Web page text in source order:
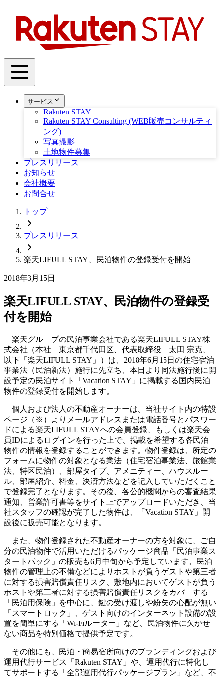
サービス
Rakuten STAY
Rakuten STAY Consulting (WEB販売コンサルティ
ング)
写真撮影
土地物件募集
プレスリリース
お知らせ
会社概要
お問合せ
トップ
プレスリリース
楽天LIFULL STAY、民泊物件の登録受付を開始
2018年3月15日
楽天LIFULL STAY、民泊物件の登録受
付を開始
楽天グループの民泊事業会社である楽天LIFULL STAY株
式会社（本社：東京都千代田区、代表取締役：太田 宗克、
以下「楽天LIFULL STAY」）は、2018年6月15日の住宅宿泊
事業法（民泊新法）施行に先立ち、本日より同法施行後に開
設予定の民泊サイト「Vacation STAY」に掲載する国内民泊
物件の登録受付を開始します。
個人および法人の不動産オーナーは、当社サイト内の特設
ページ（※）よりメールアドレスまたは電話番号とパスワー
ドによる楽天LIFULL STAYへの会員登録、もしくは楽天会
員IDによるログインを行った上で、掲載を希望する各民泊
物件の情報を登録することができます。物件登録は、所定の
フォームに物件の対象となる業法（住宅宿泊事業法、旅館業
法、特区民泊）、部屋タイプ、アメニティー、ハウスルー
ル、部屋紹介、料金、決済方法などを記入していただくこと
で登録完了となります。その後、各公的機関からの審査結果
通知、営業許可書等をサイト上でアップロードいただき、当
社スタッフの確認が完了した物件は、「Vacation STAY」開
設後に販売可能となります。
また、物件登録された不動産オーナーの方を対象に、ご自
分の民泊物件で活用いただけるパッケージ商品「民泊事業ス
タートパック」の販売も6月中旬から予定しています。民泊
物件の管理上の不備などによりホストが負うゲストや第三者
に対する損害賠償責任リスク、敷地内においてゲストが負う
ホストや第三者に対する損害賠償責任リスクをカバーする
「民泊用保険」を中心に、鍵の受け渡しや紛失の心配が無い
「スマートロック」、ゲスト向けのインターネット設備の設
置を簡単にする「Wi-Fiルーター」など、民泊物件に欠かせ
ない商品を特別価格で提供予定です。
その他にも、民泊・簡易宿所向けのブランディングおよび
運用代行サービス「Rakuten STAY」や、運用代行に特化し
てサポートする「全部運用代行パッケージプラン」など、不